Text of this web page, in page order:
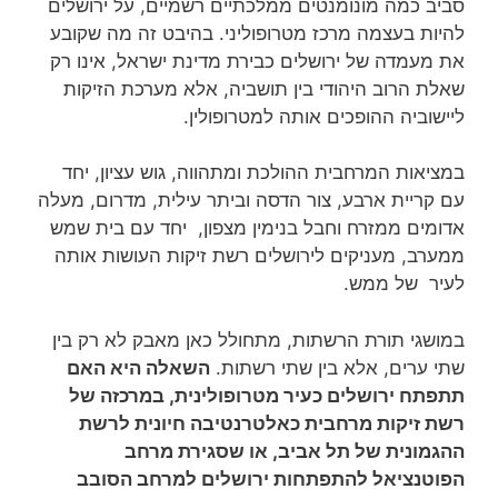
סביב כמה מונומנטים ממלכתיים רשמיים, על ירושלים
להיות בעצמה מרכז מטרופוליני. בהיבט זה מה שקובע
את מעמדה של ירושלים כבירת מדינת ישראל, אינו רק
שאלת הרוב היהודי בין תושביה, אלא מערכת הזיקות
ליישוביה ההופכים אותה למטרופולין.
במציאות המרחבית ההולכת ומתהווה, גוש עציון, יחד
עם קריית ארבע, צור הדסה וביתר עילית, מדרום, מעלה
אדומים ממזרח וחבל בנימין מצפון, יחד עם בית שמש
ממערב, מעניקים לירושלים רשת זיקות העושות אותה
לעיר של ממש.
במושגי תורת הרשתות, מתחולל כאן מאבק לא רק בין
שתי ערים, אלא בין שתי רשתות. השאלה היא האם
תתפתח ירושלים כעיר מטרופולינית, במרכזה של
רשת זיקות מרחבית כאלטרנטיבה חיונית לרשת
ההגמונית של תל אביב, או שסגירת מרחב
הפוטנציאל להתפתחות ירושלים למרחב הסובב